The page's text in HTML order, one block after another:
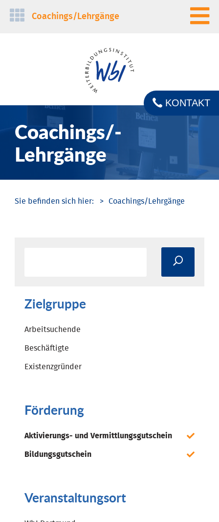
Navigation
Coachings/­Lehrgänge
Coachings/­
Lehrgänge
KONTAKT
Coachings/­Lehrgänge
Zielgruppe
Arbeitsuchende
Beschäftigte
Existenzgründer
Förderung
Aktivierungs- und Vermittlungsgutschein
Bildungsgutschein
Veranstaltungsort